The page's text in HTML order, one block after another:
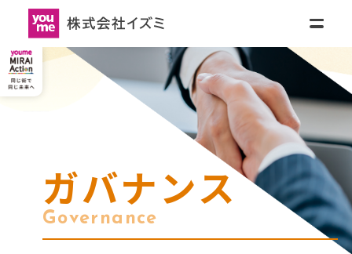
ティ ニュースリリース
お
合
わ
せ
会社情報
会社概要 ENGLISH
ガバナンス
Governance